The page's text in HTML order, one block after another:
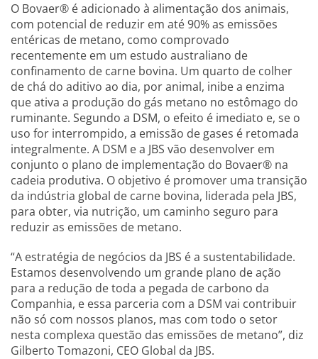
O Bovaer® é adicionado à alimentação dos animais,
com potencial de reduzir em até 90% as emissões
entéricas de metano, como comprovado
recentemente em um estudo australiano de
confinamento de carne bovina. Um quarto de colher
de chá do aditivo ao dia, por animal, inibe a enzima
que ativa a produção do gás metano no estômago do
ruminante. Segundo a DSM, o efeito é imediato e, se o
uso for interrompido, a emissão de gases é retomada
integralmente. A DSM e a JBS vão desenvolver em
conjunto o plano de implementação do Bovaer® na
cadeia produtiva. O objetivo é promover uma transição
da indústria global de carne bovina, liderada pela JBS,
para obter, via nutrição, um caminho seguro para
reduzir as emissões de metano.
“A estratégia de negócios da JBS é a sustentabilidade.
Estamos desenvolvendo um grande plano de ação
para a redução de toda a pegada de carbono da
Companhia, e essa parceria com a DSM vai contribuir
não só com nossos planos, mas com todo o setor
nesta complexa questão das emissões de metano”, diz
Gilberto Tomazoni, CEO Global da JBS.